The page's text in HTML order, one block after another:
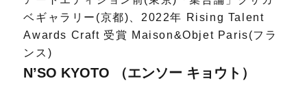
ベギャラリー(京都)、2022年 Rising Talent
Awards Craft 受賞 Maison&Objet Paris(フラ
ンス)
N’SO KYOTO （エンソー キョウト）